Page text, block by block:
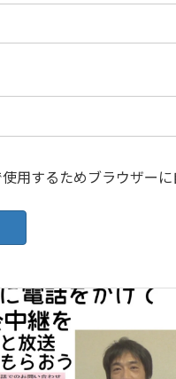
用するためブラウザー